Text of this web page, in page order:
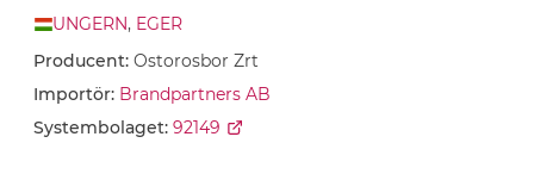
UNGERN, EGER
Producent: Ostorosbor Zrt
Importör: Brandpartners AB
Systembolaget: 92149